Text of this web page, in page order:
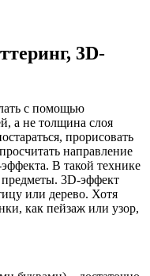
3D-
с помощью
а не толщина слоя
прорисовать
направление
В такой технике
3D-эффект
или дерево. Хотя
как пейзаж или узор,